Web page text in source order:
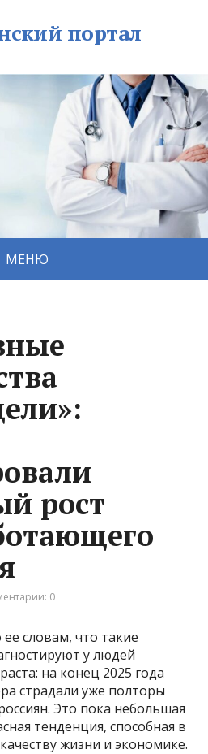
портал
МЕНЮ
рост
0
словам, что такие
у людей
на конец 2025 года
страдали уже полторы
Это пока небольшая
тенденция, способная в
жизни и экономике.